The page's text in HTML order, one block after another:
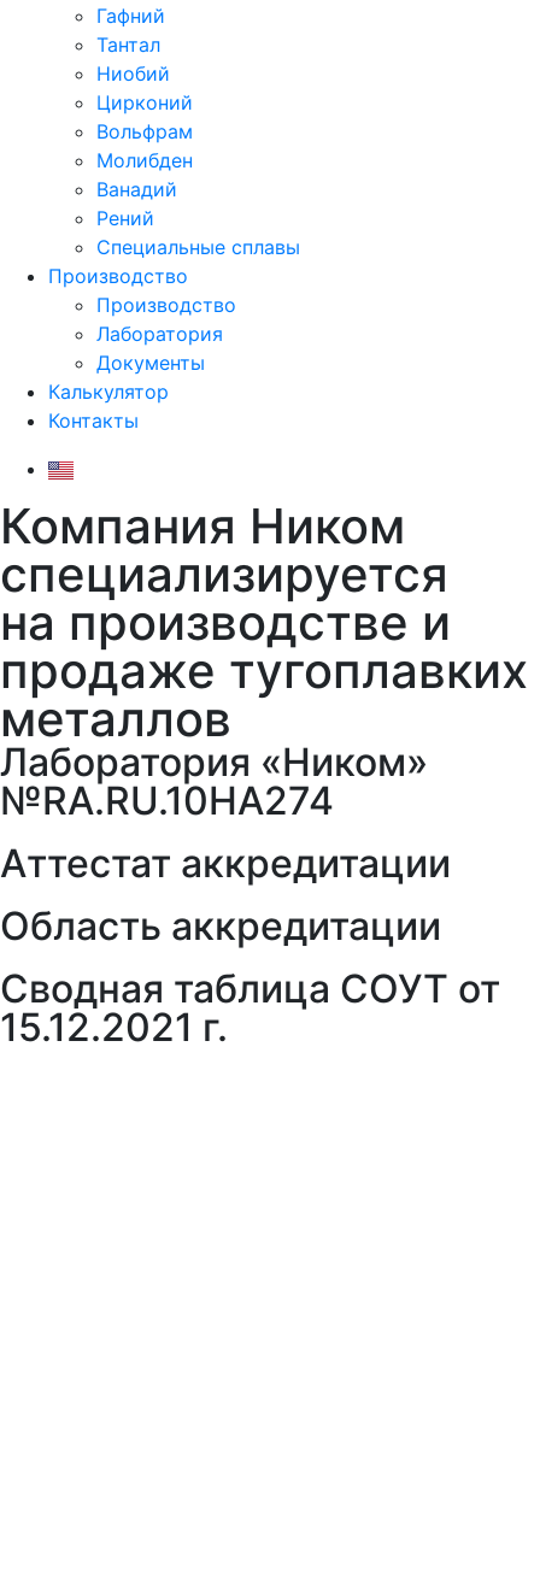
Гафний
Тантал
Ниобий
Цирконий
Вольфрам
Молибден
Ванадий
Рений
Специальные сплавы
Производство
Производство
Лаборатория
Документы
Калькулятор
Контакты
Компания Ником
специализируется
на производстве и
продаже тугоплавких
металлов
Лаборатория «Ником»
№RA.RU.10HA274
Аттестат аккредитации
Область аккредитации
Сводная таблица СОУТ от
15.12.2021 г.